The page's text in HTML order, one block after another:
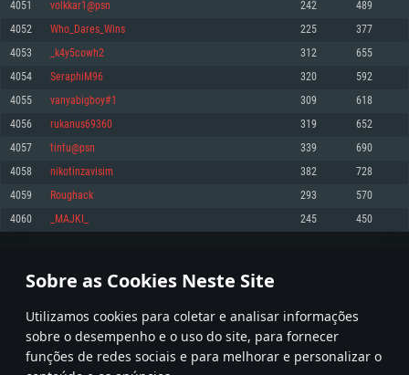
Sobre as Cookies Neste Site
Utilizamos cookies para coletar e analisar informações
sobre o desempenho e o uso do site, para fornecer
funções de redes sociais e para melhorar e personalizar o
Placa Gráfica: Placa com DirectX 11: AMD Radeon 77XX / NVIDIA GeForce
GTX 660. Resolução mínima suportada: 720p
Network: Internet de banda larga.
Disco: 23,1 GB
Recomendado
superior, Radeon RX 570 ou superior
Disco: 75,9 GB
Placa Gráfica: Intel Iris Pro 5200 (Mac), equivalentes AMD/Nvidia para Mac.
Resolução mínima suportada: 720p com suporte Metal.
Network: Internet de banda larga.
Disco: 21,5 GB
Recomendado
Network: Internet de banda larga.
Placa Gráfica: NVIDIA 660 com os drivers mais recentes (não mais de 6
meses) / equivalentes AMD com os drivers mais recentes com suporte
Vulkan (não mais de 6 meses); Resolução mínima suportada: 720p.
Network: Internet de banda larga.
Disco: 21,5 GB
Recomendado
Sistema Operativo: Ubuntu 20.04 64bit
Processador: Intel Core i7
Memória: 16 GB
Placa Gráfica: NVIDIA 1060 com os drivers mais recentes (não mais de 6
meses) / equivalentes AMD (Radeon RX 570) com os drivers mais recentes
Network: Internet de banda larga.
4051 volkkar1@psn 242 489
4052 Who_Dares_Wins 225 377
4053 _k4y5cowh2 312 655
4054 SeraphiM96 320 592
4055 vanyabigboy#1 309 618
4056 rukanus69360 319 652
4057 tintu@psn 339 690
4058 nikotinzavisim 382 728
4059 Roughack 293 570
4060 _MAJKI_ 245 450